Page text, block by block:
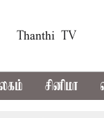
Thanthi TV
சினிமா